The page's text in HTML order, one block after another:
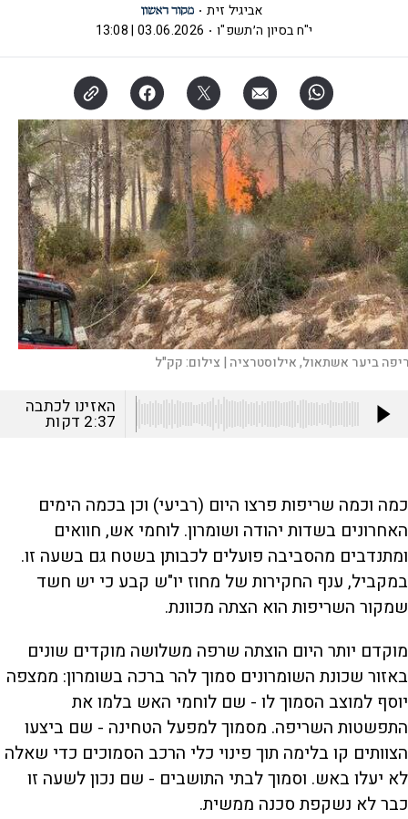
אביגיל זית
י"ח בסיון ה׳תשפ"ו
03.06.2026 | 13:08
ביער אשתאול, אילוסטרציה | צילום:קק"ל
האזינו לכתבה
2:37 דקות
כמה וכמה שריפות פרצו היום (רביעי) וכן בכמה הימים
האחרונים בשדות יהודה ושומרון. לוחמי אש, חוואים
ומתנדבים מהסביבה פועלים לכבותן בשטח גם בשעה זו.
במקביל, ענף החקירות של מחוז יו"ש קבע כי יש חשד
שמקור השריפות הוא הצתה מכוונת.
מוקדם יותר היום הוצתה שרפה משלושה מוקדים שונים
באזור שכונת השומרונים סמוך להר ברכה בשומרון: ממצפה
יוסף למוצב הסמוך לו - שם לוחמי האש בלמו את
התפשטות השריפה. מסמוך למפעל הטחינה - שם ביצעו
הצוותים קו בלימה תוך פינוי כלי הרכב הסמוכים כדי שאלה
לא יעלו באש. וסמוך לבתי התושבים - שם נכון לשעה זו
כבר לא נשקפת סכנה ממשית.